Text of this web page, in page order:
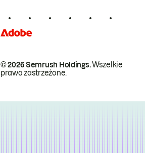
© 2026 Semrush Holdings.Wszelkie
prawa zastrzeżone.